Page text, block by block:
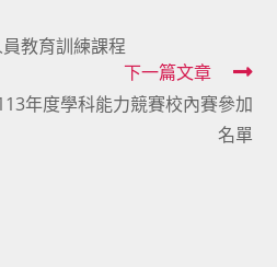
員教育訓練課程
下一篇文章
年度學科能力競賽校內賽參加
名單